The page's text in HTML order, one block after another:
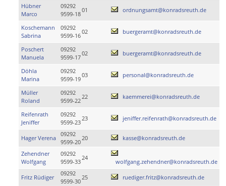
Hübner
Marco
09292
9599-18
01 ordnungsamt@konradsreuth.de
Koschemann
Sabrina
09292
9599-16
02 buergeramt@konradsreuth.de
Poschert
Manuela
09292
9599-17
02 buergeramt@konradsreuth.de
Döhla
Marina
09292
9599-19
03 personal@konradsreuth.de
Müller
Roland
09292
9599-22
22 kaemmerei@konradsreuth.de
Reifenrath
Jeniffer
09292
9599-23
23 jeniffer.reifenrath@konradsreuth.de
Hager Verena
09292
9599-20
20 kasse@konradsreuth.de
Zehendner
Wolfgang
09292
9599-33
24
wolfgang.zehendner@konradsreuth.de
Fritz Rüdiger
09292
9599-30
25 ruediger.fritz@konradsreuth.de